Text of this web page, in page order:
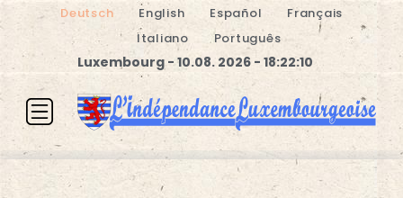
Deutsch English Español
Français
Italiano
Português
Luxembourg - 10.08. 2026 - 18:22:10